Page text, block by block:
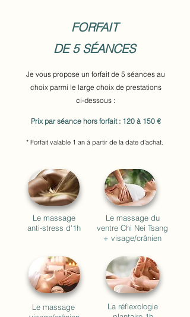
FORFAIT
DE 5 SÉANCES
Je vous propose un forfait de 5 séances au
choix parmi le large choix de prestations
ci-dessous :
Prix par séance hors forfait : 120 à 150 €
* Forfait valable 1 an à partir de la date d'achat.
Le massage
anti-stress d'1h
Le massage du
ventre Chi Nei Tsang
+ visage/crânien
Le massage
La réflexologie